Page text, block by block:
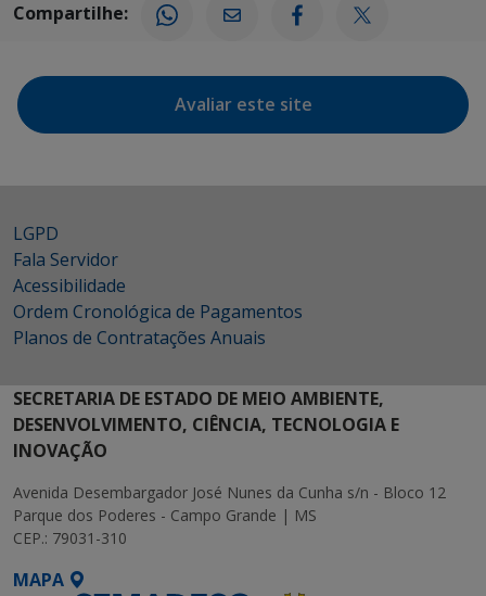
Compartilhe:
Avaliar este site
LGPD
Fala Servidor
Acessibilidade
Ordem Cronológica de Pagamentos
Planos de Contratações Anuais
SECRETARIA DE ESTADO DE MEIO AMBIENTE,
DESENVOLVIMENTO, CIÊNCIA, TECNOLOGIA E
INOVAÇÃO
Avenida Desembargador José Nunes da Cunha s/n - Bloco 12
Parque dos Poderes - Campo Grande | MS
CEP.: 79031-310
MAPA